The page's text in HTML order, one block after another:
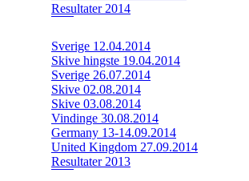
Resultater 2014
Sverige 12.04.2014
Skive hingste 19.04.2014
Sverige 26.07.2014
Skive 02.08.2014
Skive 03.08.2014
Vindinge 30.08.2014
Germany 13-14.09.2014
United Kingdom 27.09.2014
Resultater 2013